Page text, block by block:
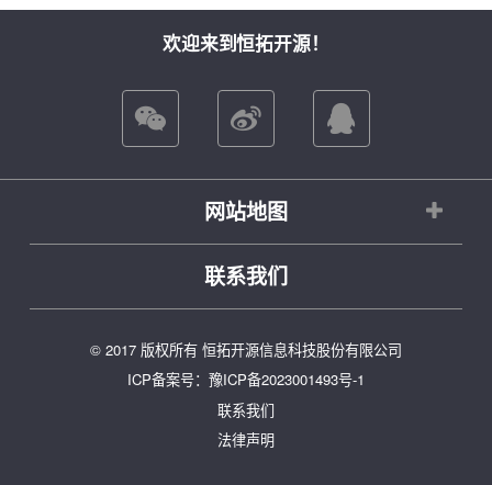
欢迎来到恒拓开源！
网站地图
联系我们
© 2017 版权所有 恒拓开源信息科技股份有限公司
ICP备案号：豫ICP备2023001493号-1
联系我们
法律声明